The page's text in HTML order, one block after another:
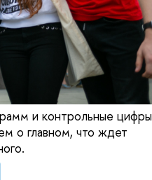
и контрольные цифры
о главном, что ждет